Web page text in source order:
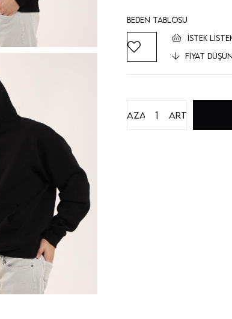
Beden Tablosu
İSTEK
FIYAT
Artır
Azalt